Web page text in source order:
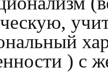
) с